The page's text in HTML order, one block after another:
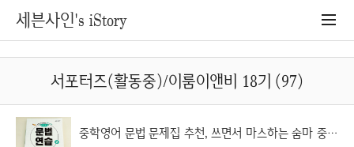
세븐사인's iStory
서포터즈(활동중)/이룸이앤비 18기 (97)
중학영어 문법 문제집 추천, 쓰면서 마스하는 숨마 중학영어 문법연습 2